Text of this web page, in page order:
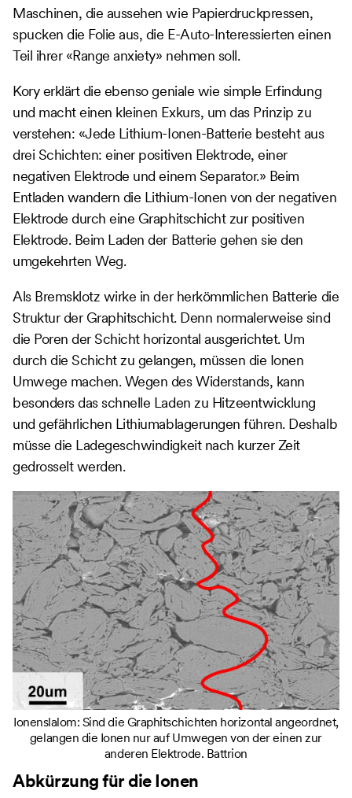
Maschinen, die aussehen wie Papierdruckpressen,
spucken die Folie aus, die E-Auto-Interessierten einen
Teil ihrer «Range anxiety» nehmen soll.
Kory erklärt die ebenso geniale wie simple Erfindung
und macht einen kleinen Exkurs, um das Prinzip zu
verstehen: «Jede Lithium-Ionen-Batterie besteht aus
drei Schichten: einer positiven Elektrode, einer
negativen Elektrode und einem Separator.» Beim
Entladen wandern die Lithium-Ionen von der negativen
Elektrode durch eine Graphitschicht zur positiven
Elektrode. Beim Laden der Batterie gehen sie den
umgekehrten Weg.
Als Bremsklotz wirke in der herkömmlichen Batterie die
Struktur der Graphitschicht. Denn normalerweise sind
die Poren der Schicht horizontal ausgerichtet. Um
durch die Schicht zu gelangen, müssen die Ionen
Umwege machen. Wegen des Widerstands, kann
besonders das schnelle Laden zu Hitzeentwicklung
und gefährlichen Lithiumablagerungen führen. Deshalb
müsse die Ladegeschwindigkeit nach kurzer Zeit
gedrosselt werden.
Ionenslalom: Sind die Graphitschichten horizontal angeordnet,
gelangen die Ionen nur auf Umwegen von der einen zur
anderen Elektrode. Battrion
Abkürzung für die Ionen